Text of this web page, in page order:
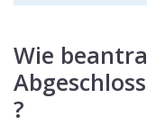
Wie
?